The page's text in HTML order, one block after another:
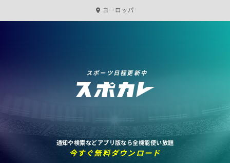
ヨーロッパ
スポーツ日程更新中
通知や検索などアプリ版なら全機能使い放題
今すぐ無料ダウンロード